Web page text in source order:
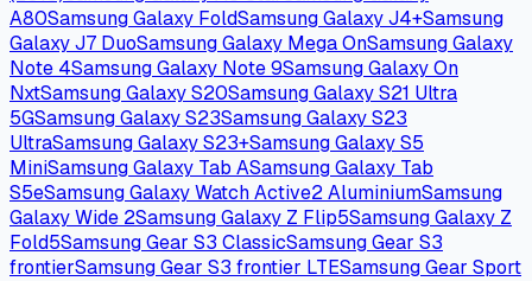
A80Samsung Galaxy FoldSamsung Galaxy J4+Samsung
Galaxy J7 DuoSamsung Galaxy Mega OnSamsung Galaxy
Note 4Samsung Galaxy Note 9Samsung Galaxy On
NxtSamsung Galaxy S20Samsung Galaxy S21 Ultra
5GSamsung Galaxy S23Samsung Galaxy S23
UltraSamsung Galaxy S23+Samsung Galaxy S5
MiniSamsung Galaxy Tab ASamsung Galaxy Tab
S5eSamsung Galaxy Watch Active2 AluminiumSamsung
Galaxy Wide 2Samsung Galaxy Z Flip5Samsung Galaxy Z
Fold5Samsung Gear S3 ClassicSamsung Gear S3
frontierSamsung Gear S3 frontier LTESamsung Gear Sport